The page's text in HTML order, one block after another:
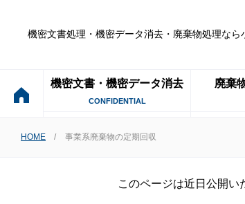
機密文書処理・機密データ消去・廃棄物処理なら
機密文書・機密データ消去
CONFIDENTIAL
廃棄
HOME 事業系廃棄物の定期回収
このページは近日公開い